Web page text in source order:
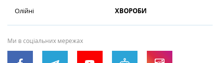
Олійні
ХВОРОБИ
Ми в соціальних мережах